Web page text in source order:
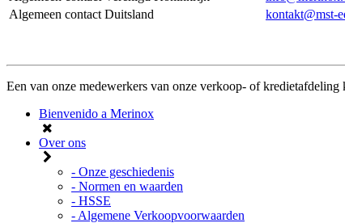
Algemeen contact Duitsland
kontakt@mst-
Een van onze medewerkers van onze verkoop- of
Bienvenido a Merinox
Over ons
- Onze geschiedenis
- Normen en waarden
- HSSE
- Algemene Verkoopvoorwaarden